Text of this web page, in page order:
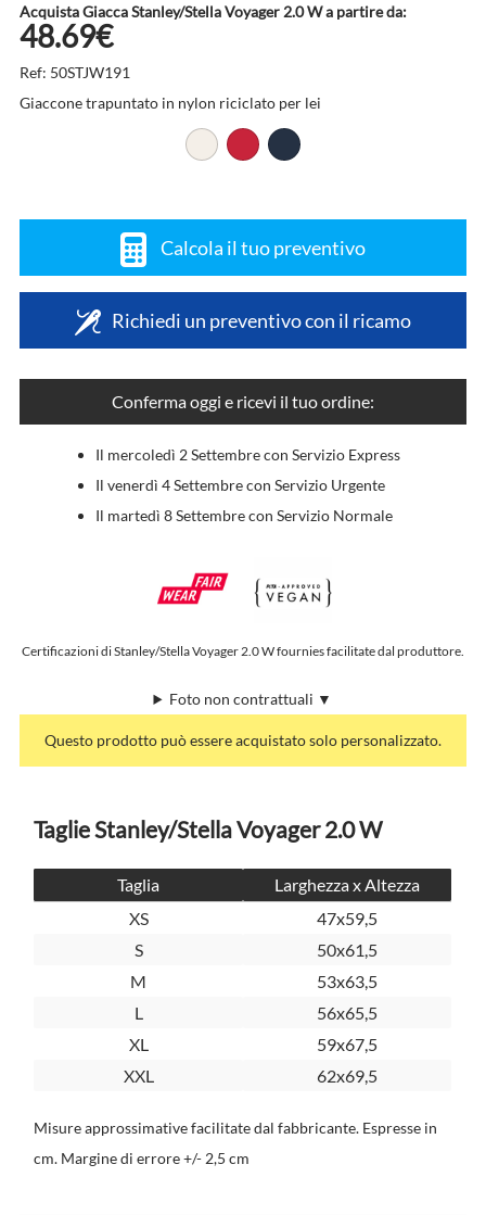
Acquista Giacca Stanley/Stella Voyager 2.0 W a partire da:
48.69€
Ref: 50STJW191
Giaccone trapuntato in nylon riciclato per lei
Calcola il tuo preventivo
Richiedi un preventivo con il ricamo
Conferma oggi e ricevi il tuo ordine:
Il mercoledì 2 Settembre con Servizio Express
Il venerdì 4 Settembre con Servizio Urgente
Il martedì 8 Settembre con Servizio Normale
Certificazioni di Stanley/Stella Voyager 2.0 W fournies facilitate dal produttore.
Foto non contrattuali ▼
Questo prodotto può essere acquistato solo personalizzato.
Taglie Stanley/Stella Voyager 2.0 W
Taglia
Larghezza x Altezza
XS
47x59,5
S
50x61,5
M
53x63,5
L
56x65,5
XL
59x67,5
XXL
62x69,5
Misure approssimative facilitate dal fabbricante. Espresse in
cm. Margine di errore +/- 2,5 cm